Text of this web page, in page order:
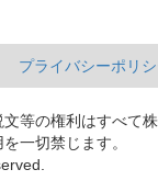
プライバシーポリ
等の権利はすべて
一切禁じます。